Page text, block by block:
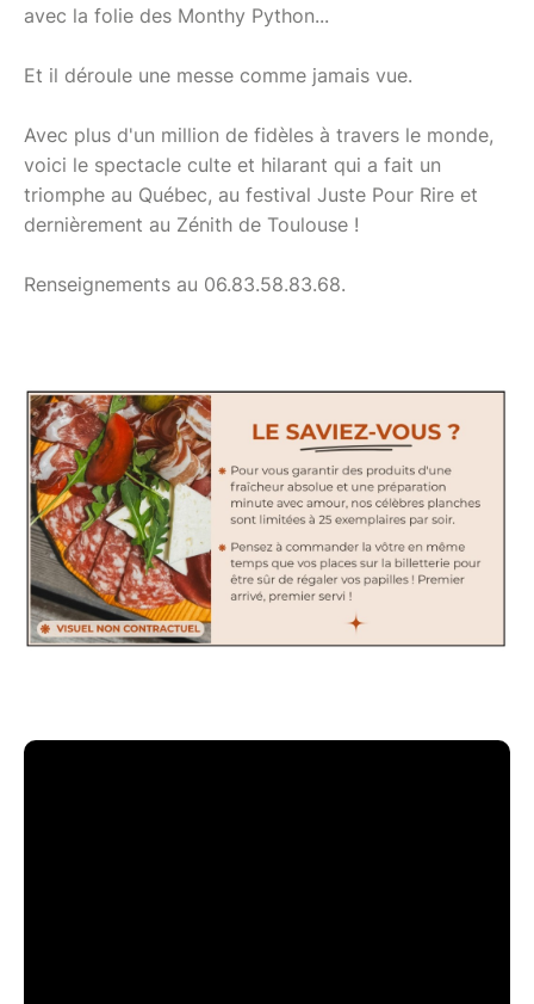
avec la folie des Monthy Python...
Et il déroule une messe comme jamais vue.
Avec plus d'un million de fidèles à travers le monde,
voici le spectacle culte et hilarant qui a fait un
triomphe au Québec, au festival Juste Pour Rire et
dernièrement au Zénith de Toulouse !
Renseignements au 06.83.58.83.68.